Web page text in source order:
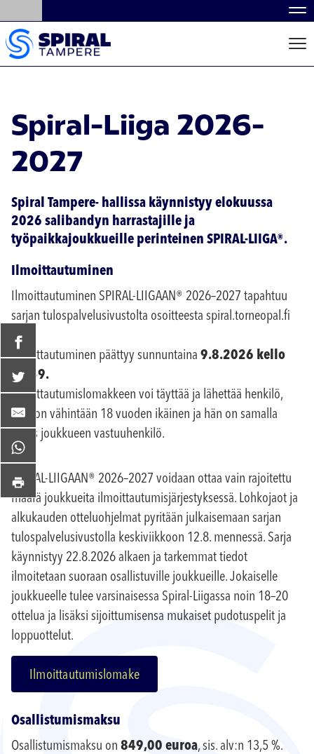
Spiral-Liiga 2026-
2027
Spiral Tampere- hallissa käynnistyy elokuussa
2026 salibandyn harrastajille ja
työpaikkajoukkueille perinteinen SPIRAL-LIIGA®.
Ilmoittautuminen
Ilmoittautuminen SPIRAL-LIIGAAN® 2026–2027 tapahtuu
sarjan tulospalvelusivustolta osoitteesta spiral.torneopal.fi
Ilmoittautuminen päättyy sunnuntaina 9.8.2026 kello
23.59.
Ilmoittautumislomakkeen voi täyttää ja lähettää henkilö,
joka on vähintään 18 vuoden ikäinen ja hän on samalla
myös joukkueen vastuuhenkilö.
SPIRAL-LIIGAAN® 2026–2027 voidaan ottaa vain rajoitettu
määrä joukkueita ilmoittautumisjärjestyksessä. Lohkojaot ja
alkukauden otteluohjelmat pyritään julkaisemaan sarjan
tulospalvelusivustolla keskiviikkoon 12.8. mennessä. Sarja
käynnistyy 22.8.2026 alkaen ja tarkemmat tiedot
ilmoitetaan suoraan osallistuville joukkueille. Jokaiselle
joukkueelle tulee varsinaisessa Spiral-Liigassa noin 18–20
ottelua ja lisäksi sijoittumisensa mukaiset pudotuspelit ja
loppuottelut.
Ilmoittautumislomake
Osallistumismaksu
Osallistumismaksu on 849,00 euroa, sis. alv:n 13,5 %.